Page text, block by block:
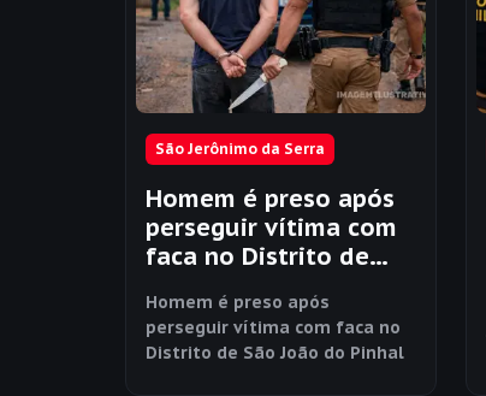
São Jerônimo da Serra
Homem é preso após
perseguir vítima com
faca no Distrito de
Homem é preso após
perseguir vítima com faca no
Distrito de São João do Pinhal